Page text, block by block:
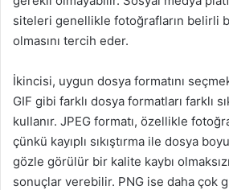
siteleri genellikle fotoğrafların belirli
olmasını tercih eder.
İkincisi, uygun dosya formatını
GIF gibi farklı dosya formatları farklı
kullanır. JPEG formatı, özellikle
çünkü kayıplı sıkıştırma ile dosya
gözle görülür bir kalite kaybı
sonuçlar verebilir. PNG ise daha çok